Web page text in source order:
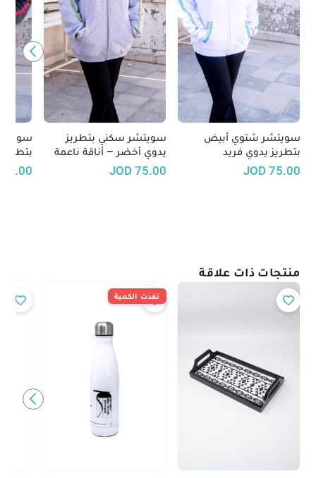
سويتشر شتوي أبيض
بتطريز يدوي فريد
75.00
JOD
سويتشر سكني بتطريز
يدوي أخضر – أناقة ناعمة
بروح تقليدية
75.00
JOD
75.00
منتجات ذات علاقة
نفدت الكمية